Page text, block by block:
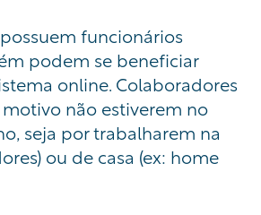
funcionários
podem se beneficiar
online. Colaboradores
não estiverem no
seja por trabalharem na
ou de casa (ex: home